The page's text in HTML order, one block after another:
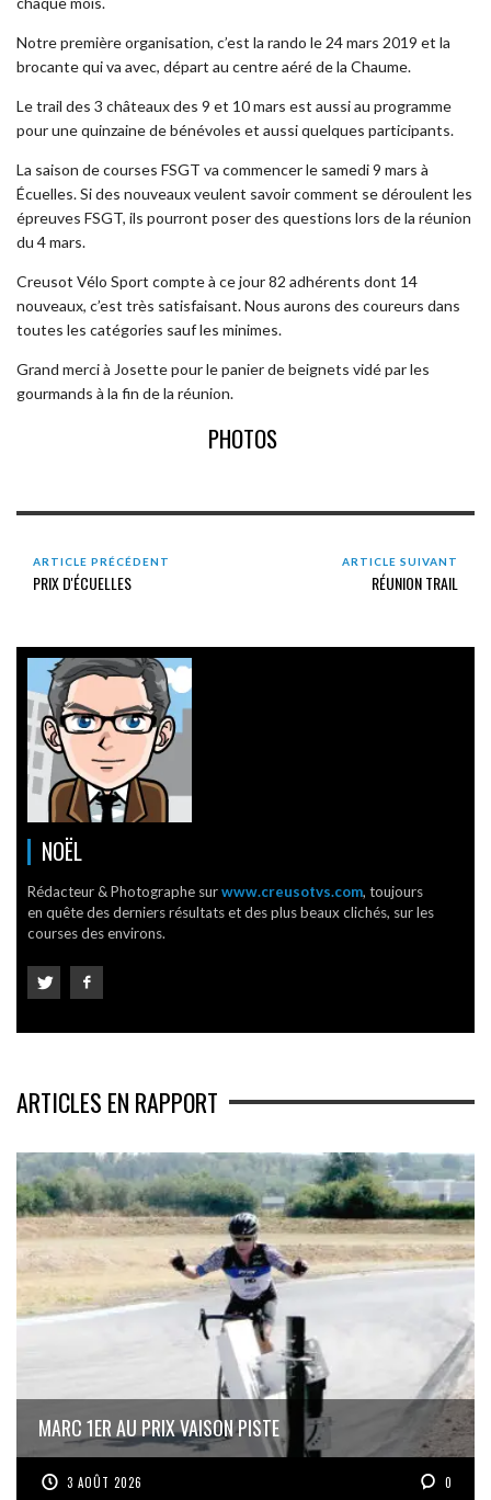
Notre première organisation, c’est la rando le 24 mars 2019 et la
brocante qui va avec, départ au centre aéré de la Chaume.
Le trail des 3 châteaux des 9 et 10 mars est aussi au programme
pour une quinzaine de bénévoles et aussi quelques participants.
La saison de courses FSGT va commencer le samedi 9 mars à
Écuelles. Si des nouveaux veulent savoir comment se déroulent les
épreuves FSGT, ils pourront poser des questions lors de la réunion
du 4 mars.
Creusot Vélo Sport compte à ce jour 82 adhérents dont 14
nouveaux, c’est très satisfaisant. Nous aurons des coureurs dans
toutes les catégories sauf les minimes.
Grand merci à Josette pour le panier de beignets vidé par les
gourmands à la fin de la réunion.
PHOTOS
ARTICLE PRÉCÉDENT
PRIX D'ÉCUELLES
ARTICLE SUIVANT
RÉUNION TRAIL
NOËL
Rédacteur & Photographe surwww.creusotvs.com, toujours
en quête des derniers résultats et des plus beaux clichés, sur les
courses des environs.
ARTICLES EN RAPPORT
MARC 1ER AU PRIX VAISON PISTE
3 AOÛT 2026 0